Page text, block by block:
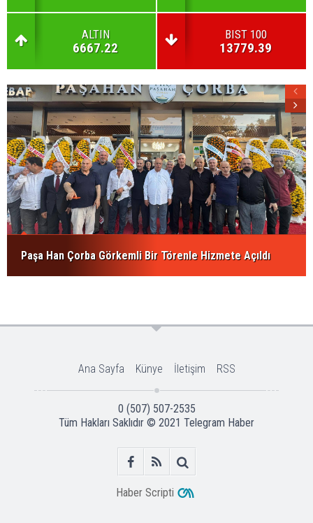
ALTIN
6667.22
BIST 100
13779.39
Paşa Han Çorba Görkemli Bir Törenle Hizmete Açıldı
Ana Sayfa Künye İletişim RSS
0 (507) 507-2535
Tüm Hakları Saklıdır © 2021 Telegram Haber
Haber Scripti